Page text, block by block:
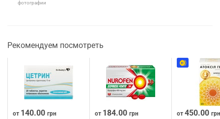
фотографии
Рекомендуем посмотреть
от 140.00 грн от 184.00 грн от 450.00 грн